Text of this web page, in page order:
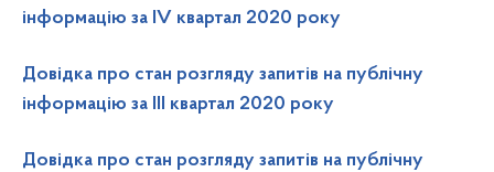
інформацію за ІV квартал 2020 року
Довідка про стан розгляду запитів на публічну
інформацію за ІІІ квартал 2020 року
Довідка про стан розгляду запитів на публічну